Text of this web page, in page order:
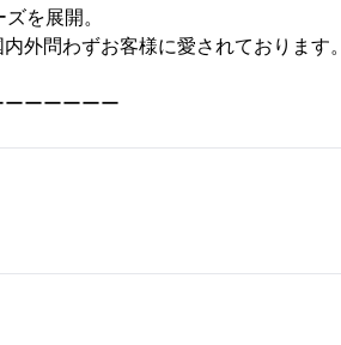
を展開。
外問わずお客様に愛されております。
ーーーーー